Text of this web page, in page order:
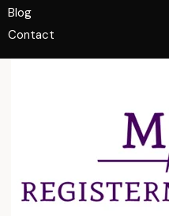
Blog
Contact